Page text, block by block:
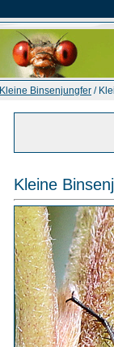
Kleine Binsenjungfer /
Kleine